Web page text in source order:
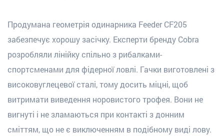
Продумана геометрія одинарника Feeder CF205
забезпечує хорошу засічку. Експерти бренду Cobra
розробляли лінійку спільно з рибалками-
спортсменами для фідерної ловлі. Гачки виготовлені з
високовуглецевої сталі, тому досить міцні, щоб
витримати виведення норовистого трофея. Вони не
вигнуті і не зламаються при контакті з донним
сміттям, що не є виключенням в подібному виді лову.